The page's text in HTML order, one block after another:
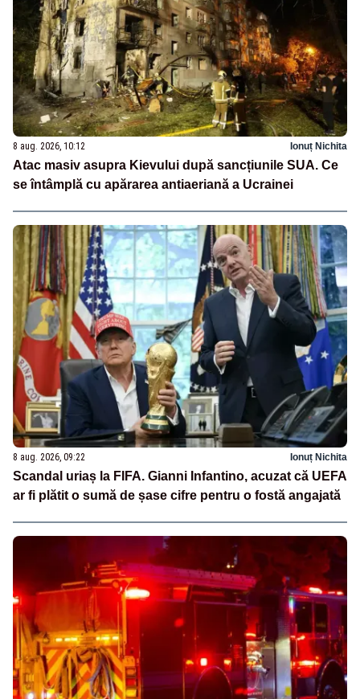
8 aug. 2026, 10:12 Ionuț Nichita
Atac masiv asupra Kievului după sancțiunile SUA. Ce
se întâmplă cu apărarea antiaeriană a Ucrainei
8 aug. 2026, 09:22 Ionuț Nichita
Scandal uriaș la FIFA. Gianni Infantino, acuzat că UEFA
ar fi plătit o sumă de șase cifre pentru o fostă angajată